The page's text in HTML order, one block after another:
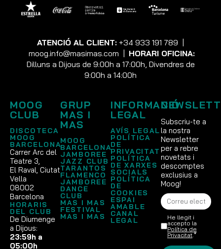
ATENCIÓ AL CLIENT: +34 933 191 789 |
moog.info@masimas.com | HORARI OFICINA:
Dilluns a Dijous de 9:00h a 17:00h, Divendres de
9:00h a 14:00h
MOOG
CLUB
DISCOTECA
MOOG
BARCELONA
Carrer Arc del
Teatre 3,
El Raval, Ciutat
Vella
08002
Barcelona
HORARIS
DEL CLUB
De Diumenge
a Dijous:
23:59h a
05:00h
GRUP
MAS I
MAS
MOOG
BARCELONA
JAMBOREE
JAZZ CLUB
TARANTOS
FLAMENCO
JAMBOREE
DANCE
CLUB
MAS I MAS
FESTIVAL
MAS I MAS
INFORMACIÓ
LEGAL
AVÍS LEGAL
POLÍTICA
DE
PRIVACITAT
POLÍTICA
DE XARXES
SOCIALS
POLÍTICA
DE
COOKIES
ESPAI
AMABLE
CANAL
LEGAL
Subscriu-te a
la nostra
Newsletter
per a rebre
novetats i
descomptes
exclusius a
Moog!
He llegit i
accepto la
Política de
Privacitat .*